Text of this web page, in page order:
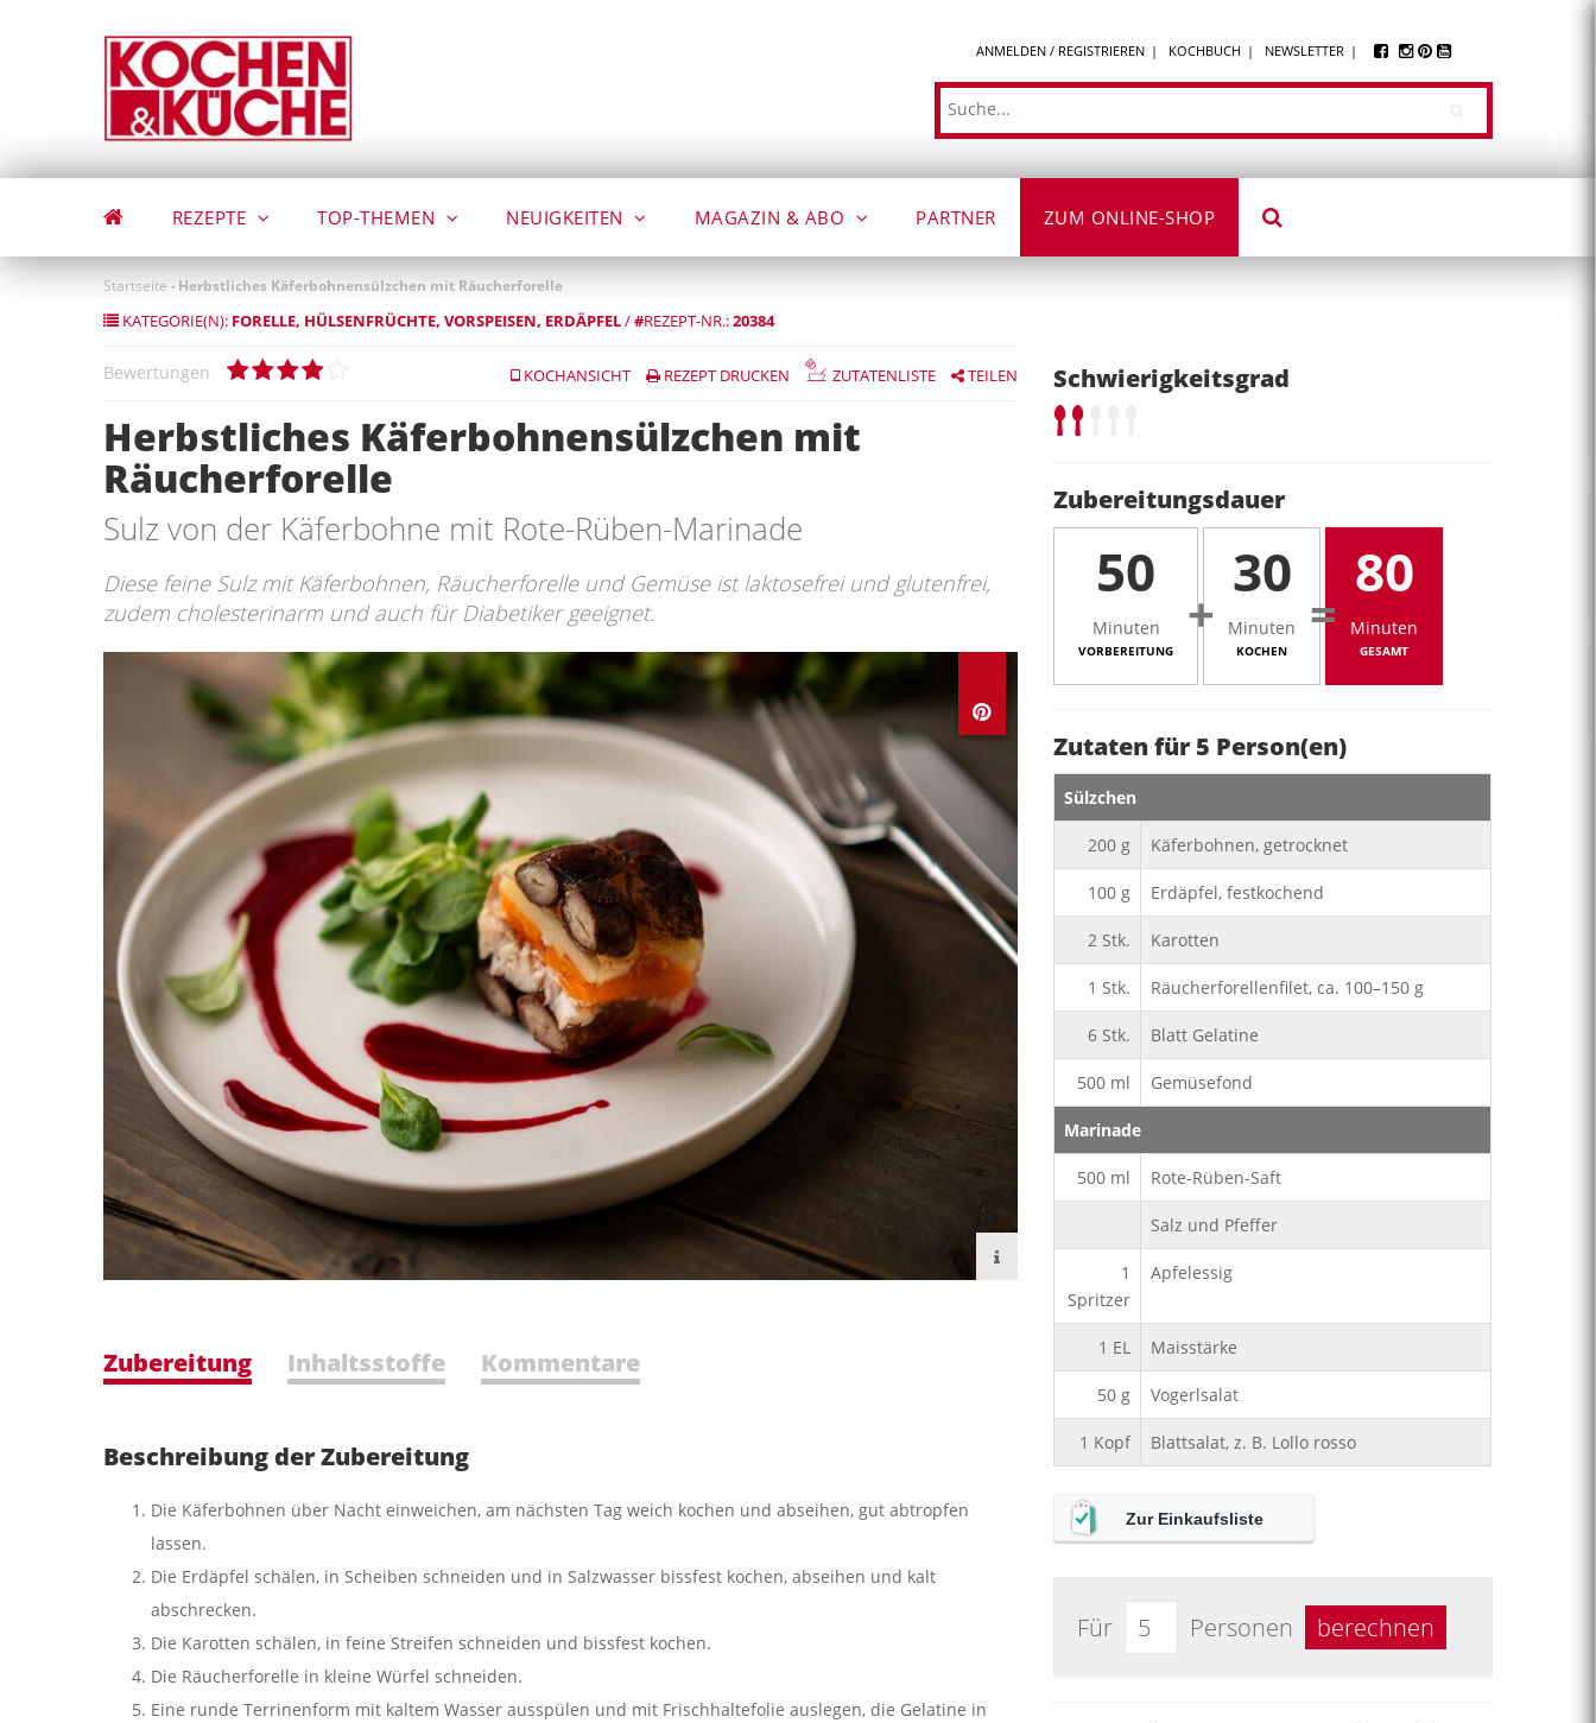
ANMELDEN / REGISTRIEREN KOCHBUCH NEWSLETTER
Suche
REZEPTE TOP-THEMEN NEUIGKEITEN MAGAZIN & ABO PARTNER ZUM ONLINE-SHOP
Startseite -Herbstliches Käferbohnensülzchen mit Räucherforelle
KATEGORIE(N): FORELLE HÜLSENFRÜCHTE VORSPEISEN ERDÄPFEL/#REZEPT-NR.:20384
Bewertungen KOCHANSICHT REZEPT DRUCKEN ZUTATENLISTE TEILEN
Herbstliches Käferbohnensülzchen mit
Räucherforelle
Sulz von der Käferbohne mit Rote-Rüben-Marinade
Diese feine Sulz mit Käferbohnen, Räucherforelle und Gemüse ist laktosefrei und glutenfrei,
zudem cholesterinarm und auch für Diabetiker geeignet.
Zubereitung Inhaltsstoffe Kommentare
Beschreibung der Zubereitung
Die Käferbohnen über Nacht einweichen, am nächsten Tag weich kochen und abseihen, gut abtropfen
lassen.
Die Erdäpfel schälen, in Scheiben schneiden und in Salzwasser bissfest kochen, abseihen und kalt
abschrecken.
Die Karotten schälen, in feine Streifen schneiden und bissfest kochen.
Die Räucherforelle in kleine Würfel schneiden.
Eine runde Terrinenform mit kaltem Wasser ausspülen und mit Frischhaltefolie auslegen, die Gelatine in
Schwierigkeitsgrad
Zubereitungsdauer
50
Minuten
VORBEREITUNG
+
30
Minuten
KOCHEN
=
80
Minuten
GESAMT
Zutaten für 5 Person(en)
Sülzchen
200 g Käferbohnen, getrocknet
100 g Erdäpfel, festkochend
2 Stk. Karotten
1 Stk. Räucherforellenfilet, ca. 100–150 g
6 Stk. Blatt Gelatine
500 ml Gemüsefond
Marinade
500 ml Rote-Rüben-Saft
Salz und Pfeffer
1
Spritzer
Apfelessig
1 EL Maisstärke
50 g Vogerlsalat
1 Kopf Blattsalat, z. B. Lollo rosso
Zur Einkaufsliste
Für Personen berechnen